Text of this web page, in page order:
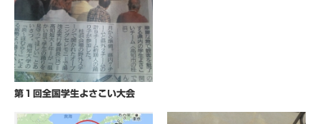
第１回全国学生よさこい大会